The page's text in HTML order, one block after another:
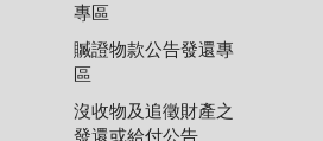
專區
贓證物款公告發還專
區
沒收物及追徵財產之
發還或給付公告